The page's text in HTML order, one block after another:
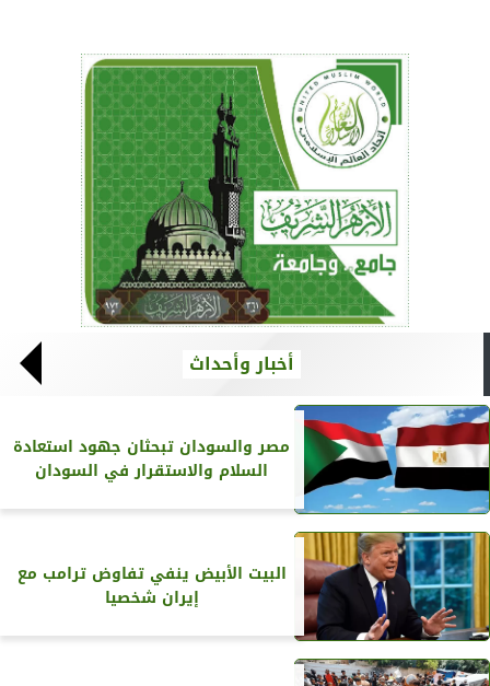
أخبار وأحداث
مصر والسودان تبحثان جهود استعادة
السلام والاستقرار في السودان
البيت الأبيض ينفي تفاوض ترامب مع
إيران شخصيا